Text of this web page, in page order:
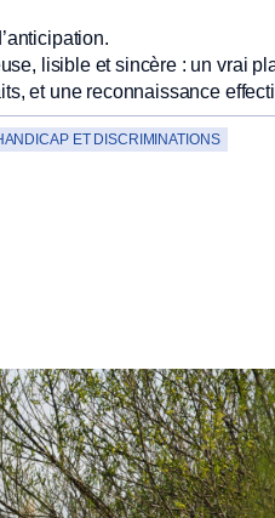
lisible et sincère : un vrai
et une reconnaissance
ET DISCRIMINATIONS